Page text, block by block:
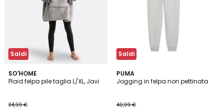
Saldi
SO'HOME
Plaid felpa pile taglia L/XL, Javi
34,99 €
4,7
/ 5
9
Colori
Saldi
PUMA
Jogging in felpa non pettinata
40,99 €